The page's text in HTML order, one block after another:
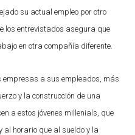
su actual empleo por otro
los entrevistados asegura que
en otra compañía diferente.
a sus empleados, más
y la construcción de una
a estos jóvenes millenials, que
al horario que al sueldo y la